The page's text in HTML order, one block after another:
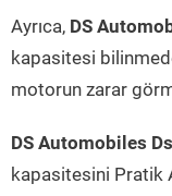
Ayrıca, DS
kapasitesi
motorun zarar
DS Automobiles
kapasitesini Pratik